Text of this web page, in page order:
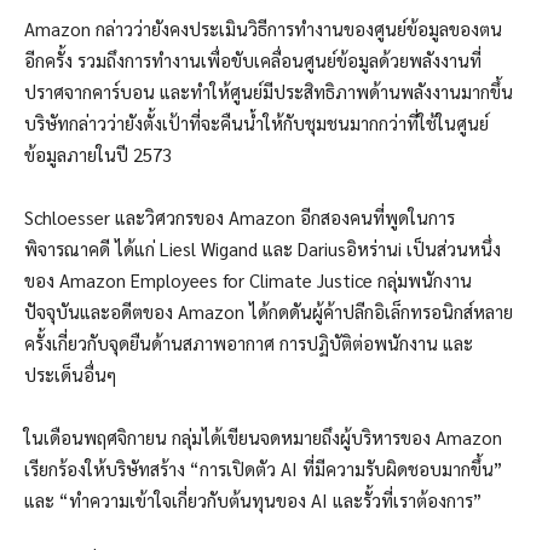
Amazon กล่าวว่ายังคงประเมินวิธีการทำงานของศูนย์ข้อมูลของตน
อีกครั้ง รวมถึงการทำงานเพื่อขับเคลื่อนศูนย์ข้อมูลด้วยพลังงานที่
ปราศจากคาร์บอน และทำให้ศูนย์มีประสิทธิภาพด้านพลังงานมากขึ้น
บริษัทกล่าวว่ายังตั้งเป้าที่จะคืนน้ำให้กับชุมชนมากกว่าที่ใช้ในศูนย์
ข้อมูลภายในปี 2573
Schloesser และวิศวกรของ Amazon อีกสองคนที่พูดในการ
พิจารณาคดี ได้แก่ Liesl Wigand และ Dariusอิหร่านi เป็นส่วนหนึ่ง
ของ Amazon Employees for Climate Justice กลุ่มพนักงาน
ปัจจุบันและอดีตของ Amazon ได้กดดันผู้ค้าปลีกอิเล็กทรอนิกส์หลาย
ครั้งเกี่ยวกับจุดยืนด้านสภาพอากาศ การปฏิบัติต่อพนักงาน และ
ประเด็นอื่นๆ
ในเดือนพฤศจิกายน กลุ่มได้เขียนจดหมายถึงผู้บริหารของ Amazon
เรียกร้องให้บริษัทสร้าง “การเปิดตัว AI ที่มีความรับผิดชอบมากขึ้น”
และ “ทำความเข้าใจเกี่ยวกับต้นทุนของ AI และรั้วที่เราต้องการ”